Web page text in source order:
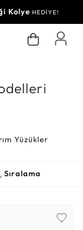
Kolye HEDİYE!
Yüzükler
Sıralama